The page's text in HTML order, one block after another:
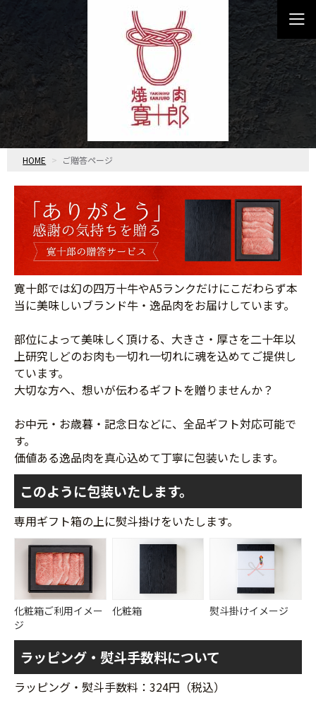
HOME ご贈答ページ
寛十郎では幻の四万十牛やA5ランクだけにこだわらず本
当に美味しいブランド牛・逸品肉をお届けしています。
部位によって美味しく頂ける、大きさ・厚さを二十年以
上研究しどのお肉も一切れ一切れに魂を込めてご提供し
ています。
大切な方へ、想いが伝わるギフトを贈りませんか？
お中元・お歳暮・記念日などに、全品ギフト対応可能で
す。
価値ある逸品肉を真心込めて丁寧に包装いたします。
このように包装いたします。
専用ギフト箱の上に熨斗掛けをいたします。
化粧箱ご利用イメー
ジ
化粧箱 熨斗掛けイメージ
ラッピング・熨斗手数料について
ラッピング・熨斗手数料：324円（税込）